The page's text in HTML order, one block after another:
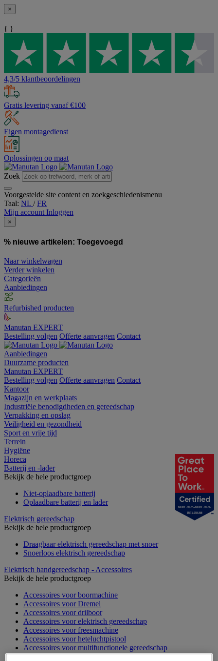
×
{ }
4,3/5 klantbeoordelingen
Gratis levering vanaf €100
Eigen montagedienst
Oplossingen op maat
Zoek
Voorgestelde site content en zoekgeschiedenismenu
Taal: NL /FR
Mijn account Inloggen
×
% nieuwe artikelen: Toegevoegd
Naar winkelwagen
Verder winkelen
Categorieën
Aanbiedingen
Refurbished producten
Manutan EXPERT
Bestelling volgen Offerte aanvragen Contact
Aanbiedingen
Duurzame producten
Manutan EXPERT
Bestelling volgen Offerte aanvragen Contact
Kantoor
Magazijn en werkplaats
Industriële benodigdheden en gereedschap
Verpakking en opslag
Veiligheid en gezondheid
Sport en vrije tijd
Terrein
Hygiëne
Horeca
Batterij en -lader
Bekijk de hele productgroep
Niet-oplaadbare batterij
Oplaadbare batterij en lader
Elektrisch gereedschap
Bekijk de hele productgroep
Draagbaar elektrisch gereedschap met snoer
Snoerloos elektrisch gereedschap
Elektrisch handgereedschap - Accessoires
Bekijk de hele productgroep
Accessoires voor boormachine
Accessoires voor Dremel
Accessoires voor drilboor
Accessoires voor elektrisch gereedschap
Accessoires voor freesmachine
Accessoires voor heteluchtpistool
Accessoires voor multifunctionele gereedschap
Accessoires voor polijstmachine
NOV 2025-NOV 2026
BELGIUM